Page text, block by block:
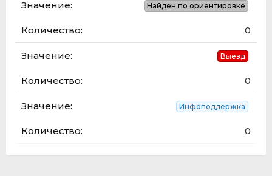
Найден по ориентировке
0
Выезд
0
Инфоподдержка
0